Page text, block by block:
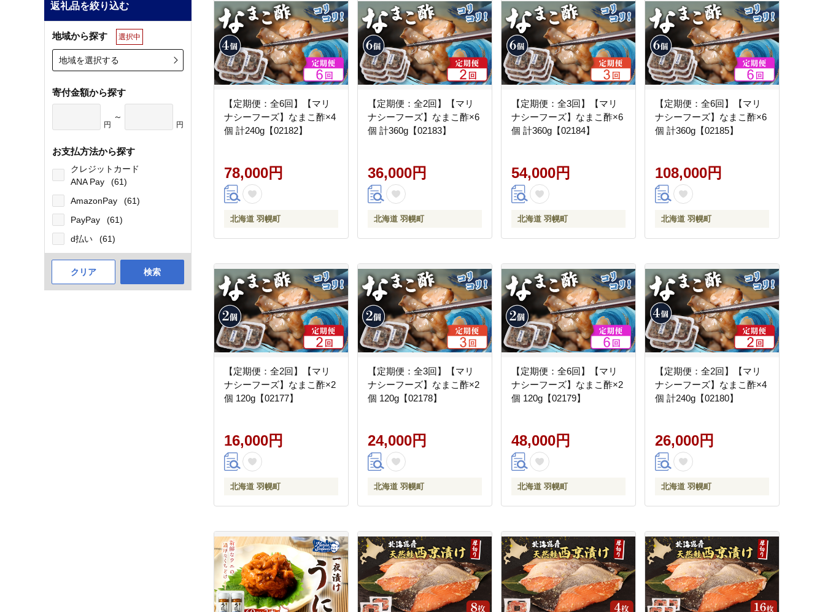
返礼品を絞り込む
地域から探す 選択中
地域を選択する
寄付金額から探す
円
～
円
お支払方法から探す
クレジットカード
ANA Pay
(61)
AmazonPay
(61)
PayPay
(61)
d払い
(61)
クリア 検索
【定期便：全6回】【マリ
ナシーフーズ】なまこ酢×4
個 計240g【02182】
78,000円
北海道 羽幌町
【定期便：全2回】【マリ
ナシーフーズ】なまこ酢×6
個 計360g【02183】
36,000円
北海道 羽幌町
【定期便：全3回】【マリ
ナシーフーズ】なまこ酢×6
個 計360g【02184】
54,000円
北海道 羽幌町
【定期便：全6回】【マリ
ナシーフーズ】なまこ酢×6
個 計360g【02185】
108,000円
北海道 羽幌町
【定期便：全2回】【マリ
ナシーフーズ】なまこ酢×2
個 120g【02177】
16,000円
北海道 羽幌町
【定期便：全3回】【マリ
ナシーフーズ】なまこ酢×2
個 120g【02178】
24,000円
北海道 羽幌町
【定期便：全6回】【マリ
ナシーフーズ】なまこ酢×2
個 120g【02179】
48,000円
北海道 羽幌町
【定期便：全2回】【マリ
ナシーフーズ】なまこ酢×4
個 計240g【02180】
26,000円
北海道 羽幌町